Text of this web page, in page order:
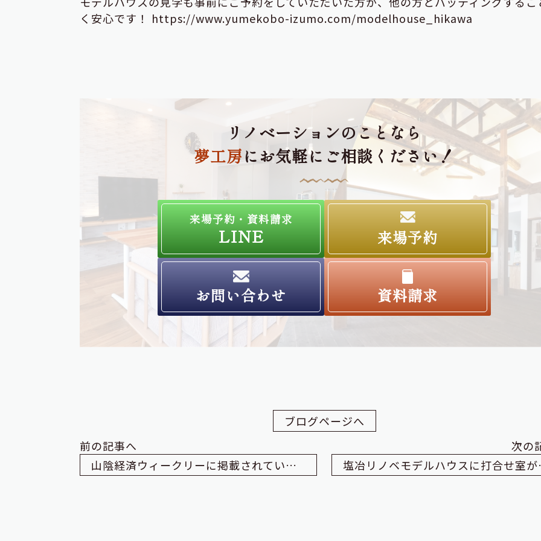
く安心です！ https://www.yumekobo-izumo.com/modelhouse_hikawa
リノベーションのことなら
夢工房にお気軽にご相談ください！
来場予約・資料請求
LINE 来場予約
お問い合わせ 資料請求
ブログページへ
前の記事へ
山陰経済ウィークリーに掲載されています！
次の
塩冶